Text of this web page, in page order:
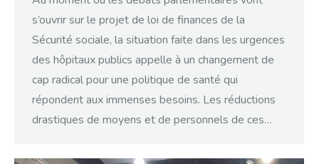
s’ouvrir sur le projet de loi de finances de la
Sécurité sociale, la situation faite dans les urgences
des hôpitaux publics appelle à un changement de
cap radical pour une politique de santé qui
répondent aux immenses besoins. Les réductions
drastiques de moyens et de personnels de ces…